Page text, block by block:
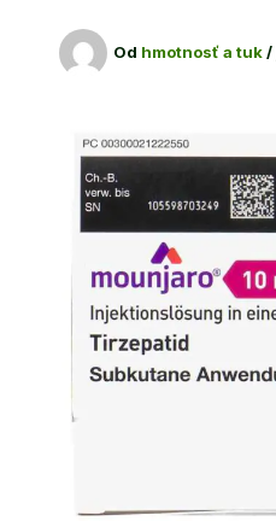
Od hmotnosť a tuk/